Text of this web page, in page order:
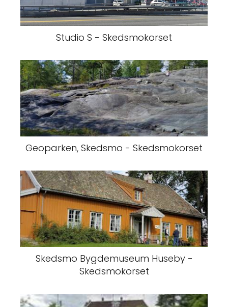
Studio S - Skedsmokorset
Geoparken, Skedsmo - Skedsmokorset
Skedsmo Bygdemuseum Huseby -
Skedsmokorset